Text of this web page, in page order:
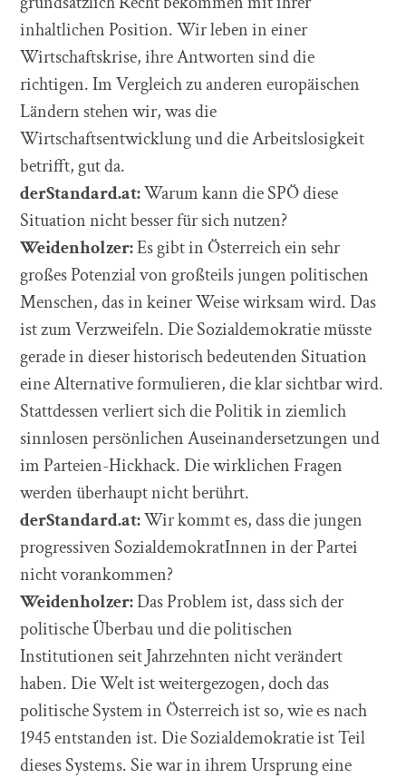
inhaltlichen Position. Wir leben in einer
Wirtschaftskrise, ihre Antworten sind die
richtigen. Im Vergleich zu anderen europäischen
Ländern stehen wir, was die
Wirtschaftsentwicklung und die Arbeitslosigkeit
betrifft, gut da.
derStandard.at:Warum kann die SPÖ diese
Situation nicht besser für sich nutzen?
Weidenholzer:Es gibt in Österreich ein sehr
großes Potenzial von großteils jungen politischen
Menschen, das in keiner Weise wirksam wird. Das
ist zum Verzweifeln. Die Sozialdemokratie müsste
gerade in dieser historisch bedeutenden Situation
eine Alternative formulieren, die klar sichtbar wird.
Stattdessen verliert sich die Politik in ziemlich
sinnlosen persönlichen Auseinandersetzungen und
im Parteien-Hickhack. Die wirklichen Fragen
werden überhaupt nicht berührt.
derStandard.at:Wir kommt es, dass die jungen
progressiven SozialdemokratInnen in der Partei
nicht vorankommen?
Weidenholzer:Das Problem ist, dass sich der
politische Überbau und die politischen
Institutionen seit Jahrzehnten nicht verändert
haben. Die Welt ist weitergezogen, doch das
politische System in Österreich ist so, wie es nach
1945 entstanden ist. Die Sozialdemokratie ist Teil
dieses Systems. Sie war in ihrem Ursprung eine